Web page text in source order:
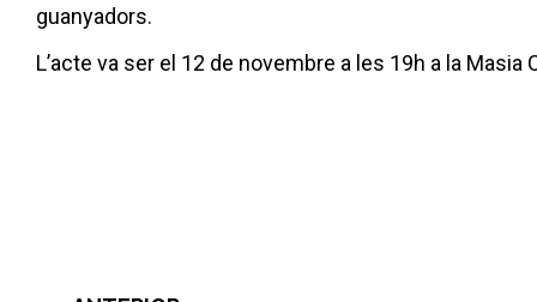
guanyadors.
L’acte va ser el 12 de novembre a les 19h a la